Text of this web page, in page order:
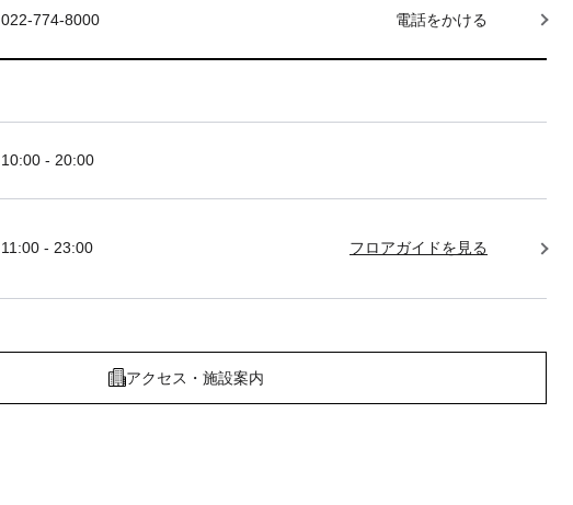
022-774-8000 電話をかける
10:00 - 20:00
11:00 - 23:00 フロアガイドを見る
アクセス・施設案内